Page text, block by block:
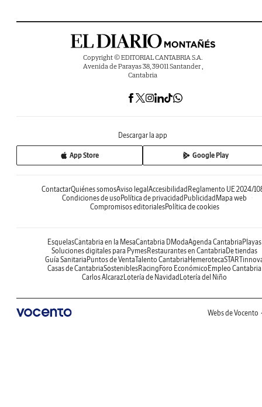
Copyright © EDITORIAL CANTABRIA S.A.
Avenida de Parayas 38, 39011 Santander ,
Cantabria
Descargar la app
App Store Google Play
ContactarQuiénes somosAviso legalAccesibilidadReglamento UE 2024/
Condiciones de usoPolítica de privacidadPublicidadMapa web
Compromisos editorialesPolítica de cookies
EsquelasCantabria en la MesaCantabria DModaAgenda CantabriaPlayas
Soluciones digitales para PymesRestaurantes en CantabriaDe tiendas
Guía SanitariaPuntos de VentaTalento CantabriaHemeroteca
Casas de CantabriaSosteniblesRacingForo EconómicoEmpleo Cantabria
Carlos AlcarazLotería de NavidadLotería del Niño
Webs de Vocento